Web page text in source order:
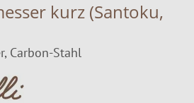
kurz (Santoku,
Carbon-Stahl